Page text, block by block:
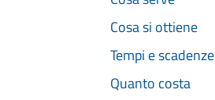
Cosa si ottiene
Tempi e scadenze
Quanto costa